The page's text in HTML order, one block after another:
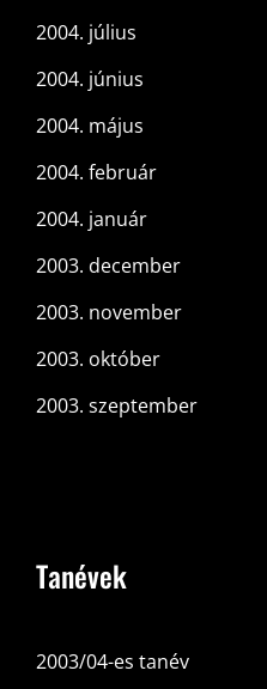
2004. július
2004. június
2004. május
2004. február
2004. január
2003. december
2003. november
2003. október
2003. szeptember
Tanévek
2003/04-es tanév